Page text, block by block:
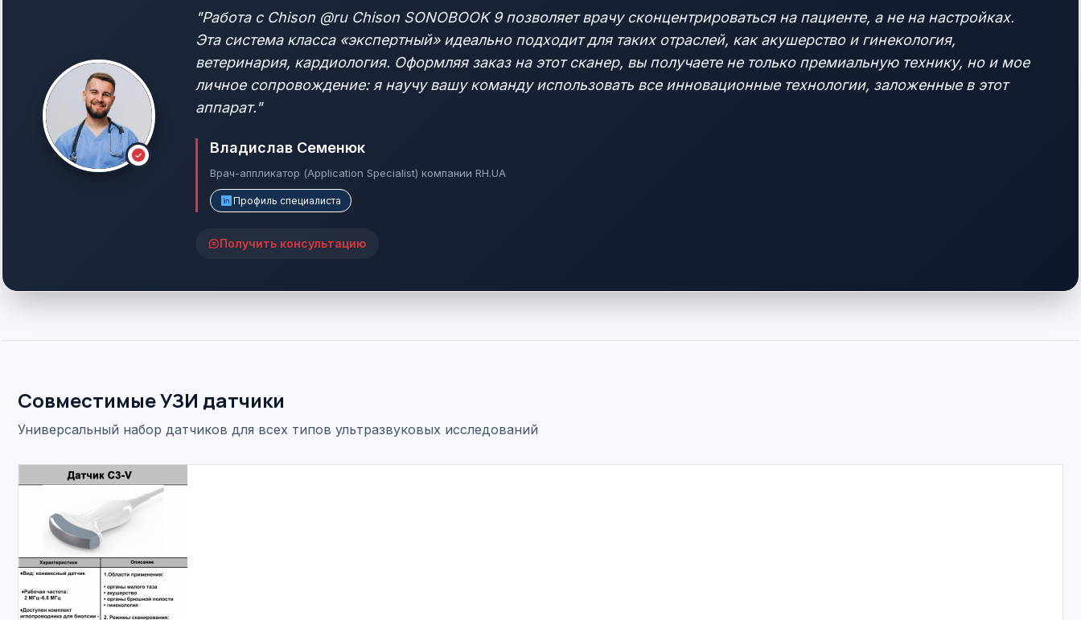
"Работа с Chison @ru Chison SONOBOOK 9 позволяет врачу сконцентрироваться на пациенте, а не на настройках.
Эта система класса «экспертный» идеально подходит для таких отраслей, как акушерство и гинекология,
ветеринария, кардиология. Оформляя заказ на этот сканер, вы получаете не только премиальную технику, но и мое
личное сопровождение: я научу вашу команду использовать все инновационные технологии, заложенные в этот
аппарат."
Владислав Семенюк
Врач-аппликатор (Application Specialist) компании RH.UA
Профиль специалиста
Получить консультацию
Совместимые УЗИ датчики
Универсальный набор датчиков для всех типов ультразвуковых исследований